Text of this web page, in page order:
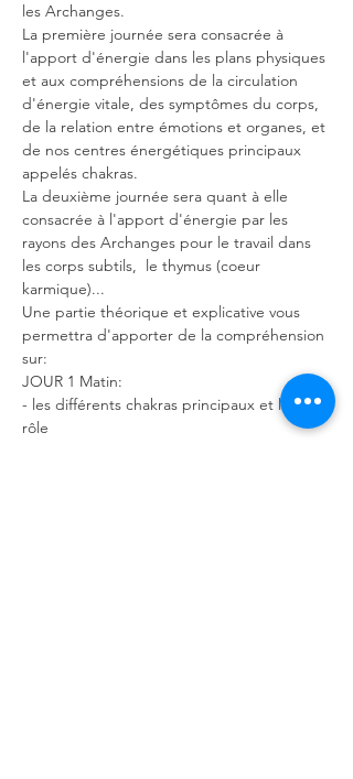
les Archanges.
La première journée sera consacrée à
l'apport d'énergie dans les plans physiques
et aux compréhensions de la circulation
d'énergie vitale, des symptômes du corps,
de la relation entre émotions et organes, et
de nos centres énergétiques principaux
appelés chakras.
La deuxième journée sera quant à elle
consacrée à l'apport d'énergie par les
rayons des Archanges pour le travail dans
les corps subtils,  le thymus (coeur
karmique)...
Une partie théorique et explicative vous
permettra d'apporter de la compréhension
sur:
JOUR 1 Matin:
- les différents chakras principaux et leur
rôle